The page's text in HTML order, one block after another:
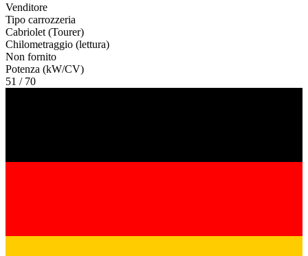
Venditore
Tipo carrozzeria
Cabriolet (Tourer)
Chilometraggio (lettura)
Non fornito
Potenza (kW/CV)
51 / 70